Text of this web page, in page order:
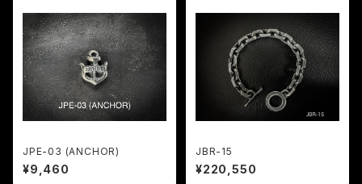
JPE-03 (ANCHOR)
¥9,460
JBR-15
¥220,550